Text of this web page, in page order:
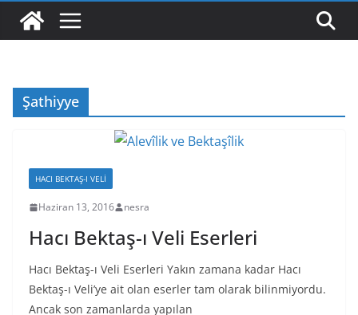
Şathiyye
HACI BEKTAŞ-I VELI
Haziran 13, 2016 nesra
Hacı Bektaş-ı Veli Eserleri
Hacı Bektaş-ı Veli Eserleri Yakın zamana kadar Hacı
Bektaş-ı Veli’ye ait olan eserler tam olarak bilinmiyordu.
Ancak son zamanlarda yapılan